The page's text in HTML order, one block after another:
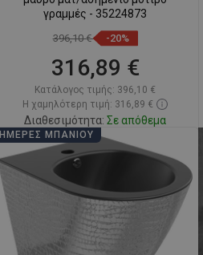
γραμμές - 35224873
396,10 € -20%
316,89 €
Κατάλογος τιμής: 396,10 €
Η χαμηλότερη τιμή: 316,89 €
Διαθεσιμότητα: Σε απόθεμα
Στο καλάθι
Σύγκριση
ΗΜΈΡΕΣ ΜΠΆΝΙΟΥ